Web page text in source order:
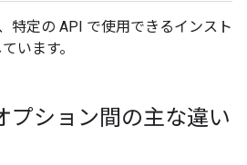
特定の API で使用できるインスト
います。
プション間の主な違い